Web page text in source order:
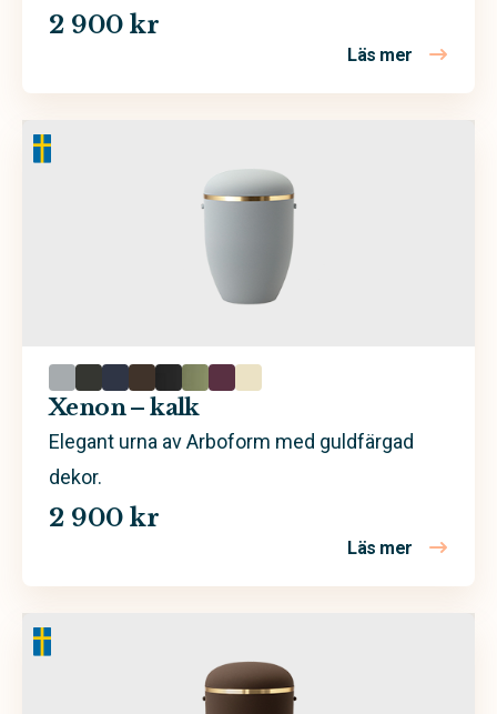
2 900 kr
Läs mer om
Xenon – kalk
Elegant urna av Arboform med guldfärgad
dekor.
2 900 kr
Läs mer om